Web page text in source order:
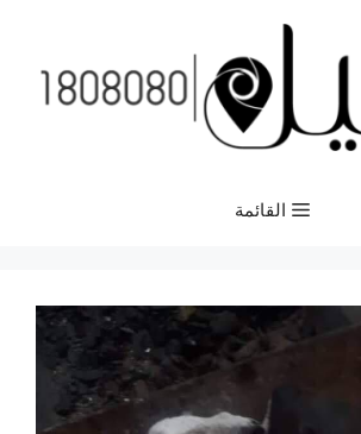
القائمة